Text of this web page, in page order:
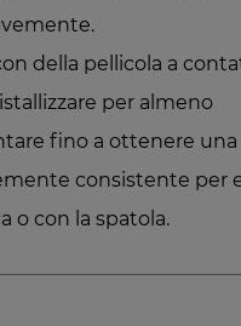
della pellicola a
per almeno
fino a ottenere
consistente per
o con la spatola.